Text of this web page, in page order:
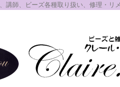
講師、ビーズ各種取り扱い、修理・リ